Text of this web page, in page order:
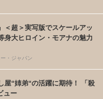
＜超＞実写版でスケールアッ
身大ヒロイン・モアナの魅力
・ジャパン
屋“姉弟“の活躍に期待！ 「殺
ュー